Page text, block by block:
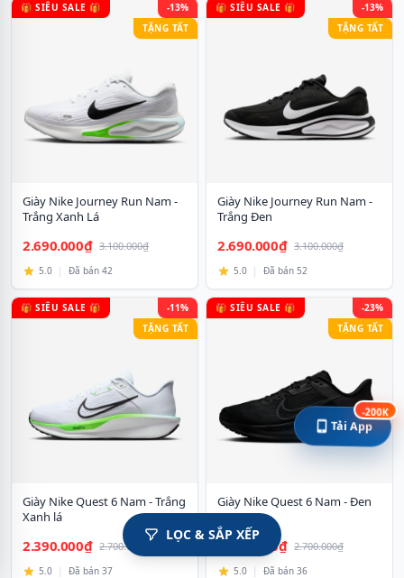
🎁 SIÊU SALE 🎁
-13%
TẶNG TẤT
Giày Nike Journey Run Nam -
Trắng Xanh Lá
2.690.000₫ 3.100.000₫
5.0 | Đã bán 42
🎁 SIÊU SALE 🎁
-13%
TẶNG TẤT
Giày Nike Journey Run Nam -
Trắng Đen
2.690.000₫ 3.100.000₫
5.0 | Đã bán 52
🎁 SIÊU SALE 🎁
-11%
TẶNG TẤT
Giày Nike Quest 6 Nam - Trắng
Xanh lá
2.390.000₫ 2.700.000₫
5.0 | Đã bán 37
🎁 SIÊU SALE 🎁
-23%
TẶNG TẤT
Giày Nike Quest 6 Nam - Đen
2.090.000₫ 2.700.000₫
5.0 | Đã bán 36
LỌC & SẮP XẾP
-200K
Tải App